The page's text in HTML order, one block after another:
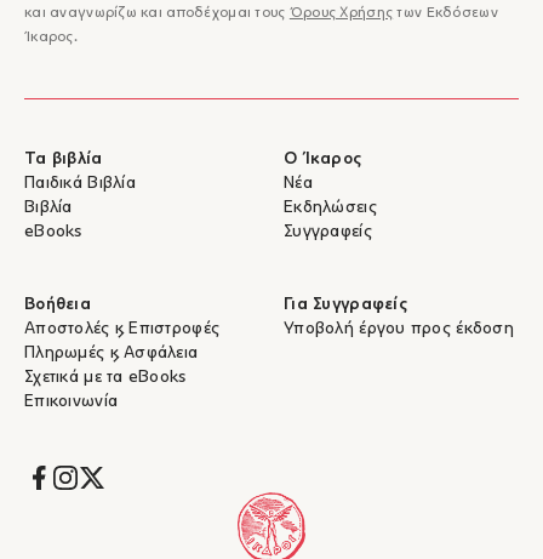
και αναγνωρίζω και αποδέχομαι τους Όρους Χρήσης των Εκδόσεων
Ίκαρος.
Τα βιβλία
Παιδικά Βιβλία
Βιβλία
eBooks
Ο Ίκαρος
Νέα
Εκδηλώσεις
Συγγραφείς
Βοήθεια
Αποστολές & Επιστροφές
Πληρωμές & Ασφάλεια
Σχετικά με τα eBooks
Επικοινωνία
Για Συγγραφείς
Υποβολή έργου προς έκδοση
Socials